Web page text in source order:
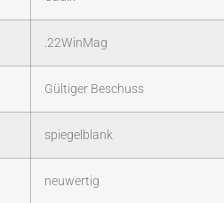
.22WinMag
Gültiger Beschuss
spiegelblank
neuwertig